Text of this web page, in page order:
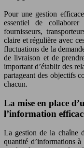
Pour une gestion
essentiel de
fournisseurs,
claire et régulière avec
fluctuations de la
de livraison et de
important d’établir des
partageant des objectifs
chacun.
La mise en place
l’information
La gestion de la chaîne
quantité d’informations